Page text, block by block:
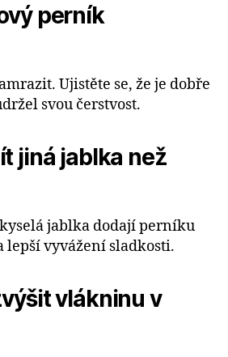
perník
Ujistěte se, že je dobře
svou čerstvost.
jiná jablka než
jablka dodají perníku
lepší vyvážení sladkosti.
vlákninu v